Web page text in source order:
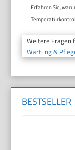
Erfahren Sie,
Weitere Fragen
Wartung &
BESTSELLER